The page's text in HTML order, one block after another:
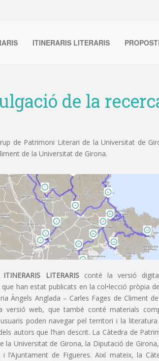
ITINERARIS LITERARIS
de la
de Patrimoni Literari de la Universitat de
de la Universitat de Girona.
ITINERARIS LITERARISconté la versió
han estat publicats en la col•lecció pròpia
Àngels Anglada – Carles Fages de Climent
versió web, que també conté materials
poden navegar pel territori i la
autors que l’han descrit. La Càtedra de
la Universitat de Girona, la Diputació de
i l’Ajuntament de Figueres. Així mateix, la